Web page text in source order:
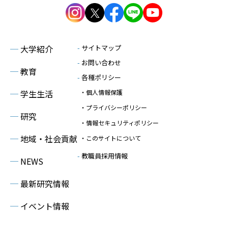
─ 大学紹介
─教育
─学生生活
─研究
─地域・社会貢献
─ NEWS
─ 最新研究情報
─ イベント情報
- サイトマップ
- お問い合わせ
- 各種ポリシー
・個人情報保護
・プライバシーポリシー
・情報セキュリティポリシー
・このサイトについて
- 教職員採用情報